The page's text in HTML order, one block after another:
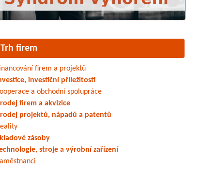
Trh firem
firem a projektů
investiční příležitosti
a obchodní spolupráce
firem a akvizice
projektů, nápadů a patentů
zásoby
stroje a výrobní zařízení